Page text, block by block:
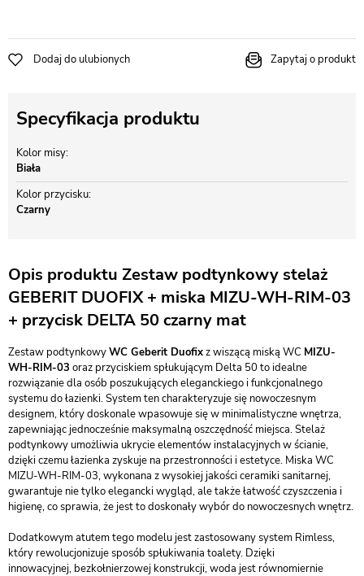
Dodaj do ulubionych Zapytaj o produkt
Specyfikacja produktu
Kolor misy
Biała
Kolor przycisku
Czarny
Opis produktu Zestaw podtynkowy stelaż
GEBERIT DUOFIX + miska MIZU-WH-RIM-03
+ przycisk DELTA 50 czarny mat
Zestaw podtynkowyWC Geberit Duofixz wiszącą miską WC MIZU-
WH-RIM-03 oraz przyciskiem spłukującym Delta 50 to idealne
rozwiązanie dla osób poszukujących eleganckiego i funkcjonalnego
systemu do łazienki. System ten charakteryzuje się nowoczesnym
designem, który doskonale wpasowuje się w minimalistyczne wnętrza,
zapewniając jednocześnie maksymalną oszczędność miejsca. Stelaż
podtynkowy umożliwia ukrycie elementów instalacyjnych w ścianie,
dzięki czemu łazienka zyskuje na przestronności i estetyce. Miska WC
MIZU-WH-RIM-03, wykonana z wysokiej jakości ceramiki sanitarnej,
gwarantuje nie tylko elegancki wygląd, ale także łatwość czyszczenia i
higienę, co sprawia, że jest to doskonały wybór do nowoczesnych wnętrz.
Dodatkowym atutem tego modelu jest zastosowany system Rimless,
który rewolucjonizuje sposób spłukiwania toalety. Dzięki
innowacyjnej, bezkołnierzowej konstrukcji, woda jest równomiernie